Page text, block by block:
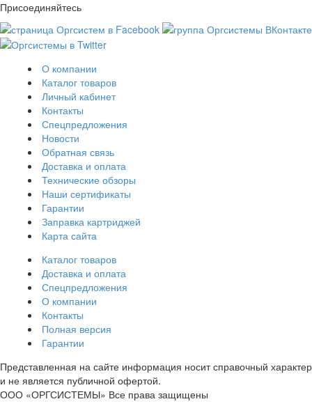
Присоединяйтесь
О компании
Каталог товаров
Личный кабинет
Контакты
Спецпредложения
Новости
Обратная связь
Доставка и оплата
Технические обзоры
Наши сертификаты
Гарантии
Заправка картриджей
Карта сайта
Каталог товаров
Доставка и оплата
Спецпредложения
О компании
Контакты
Полная версия
Гарантии
Представленная на сайте информация носит справочный характер
и не является публичной офертой.
ООО «ОРГСИСТЕМЫ» Все права защищены